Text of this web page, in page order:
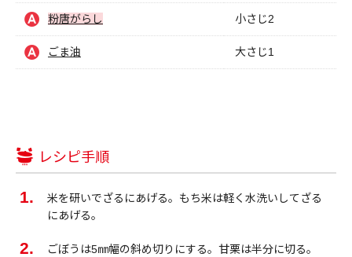
粉唐がらし 小さじ2
ごま油 大さじ1
レシピ手順
米を研いでざるにあげる。もち米は軽く水洗いしてざる
にあげる。
ごぼうは5㎜幅の斜め切りにする。甘栗は半分に切る。